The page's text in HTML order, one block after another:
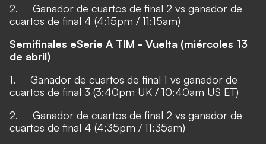
2. Ganador de cuartos de final 2 vs ganador de
cuartos de final 4 (4:15pm / 11:15am)
Semifinales eSerie A TIM - Vuelta (miércoles 13
de abril)
1. Ganador de cuartos de final 1 vs ganador de
cuartos de final 3 (3:40pm UK / 10:40am US ET)
2. Ganador de cuartos de final 2 vs ganador de
cuartos de final 4 (4:35pm / 11:35am)